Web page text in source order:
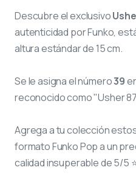
Descubre el exclusivo
autenticidad por Funko,
altura estándar de 15 cm.
Se le asigna el número39
reconocido como "Usher
Agrega a tu colección
formato Funko Pop a un
calidad insuperable de 5/5